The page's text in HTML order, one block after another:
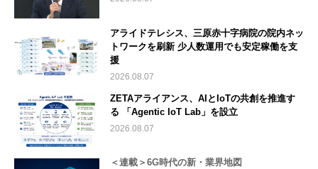
アライドテレシス、三原赤十字病院の院内ネッ
トワークを刷新 少人数運用でも安定稼働を支
援
2026.08.07
ZETAアライアンス、AIとIoTの共創を推進す
る 「Agentic IoT Lab」を設立
2026.08.07
＜連載＞6G時代の新・業界地図